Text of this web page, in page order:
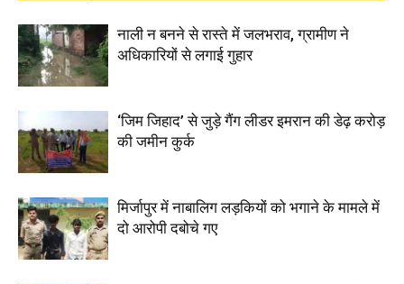
नाली न बनने से रास्ते में जलभराव, ग्रामीण ने
अधिकारियों से लगाई गुहार
‘जिम जिहाद’ से जुड़े गैंग लीडर इमरान की डेढ़ करोड़
की जमीन कुर्क
मिर्जापुर में नाबालिग लड़कियों को भगाने के मामले में
दो आरोपी दबोचे गए